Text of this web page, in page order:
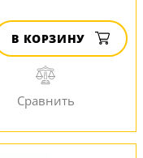
В КОРЗИНУ